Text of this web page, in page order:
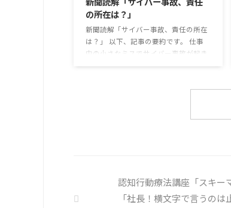
りかけと変わらず栄養も取れるのでは
ふりかけのように小さな喜びを得て、
精神的なケアをすることも重要 支出を
減らすも ...
の所在は？」
新聞読解「サイバー事故、責任の所在
は？」 以下、記事の要約です。 仕事
中の小さなミスでサイバー事故が起き
従業員側に懲戒処分を行っている。 利
トラブル案件 ...認知行動療法講座「スキー
「社長！横文字で言うのは